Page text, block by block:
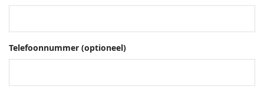
Telefoonnummer (optioneel)